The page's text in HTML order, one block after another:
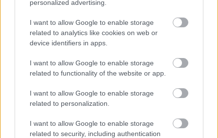
personalized advertising.
I want to allow Google to enable storage
related to analytics like cookies on web or
device identifiers in apps.
I want to allow Google to enable storage
related to functionality of the website or app.
I want to allow Google to enable storage
related to personalization.
I want to allow Google to enable storage
related to security, including authentication
ÉLETMÓD
ügye: Hegedűs Zsolt